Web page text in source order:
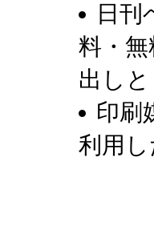
日刊
料・
出し
印刷
利用